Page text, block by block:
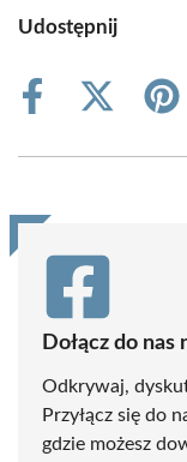
Udostępnij
Share
Share
(Twitter)
Dołącz do nas
Odkrywaj,
Przyłącz się do
gdzie możesz